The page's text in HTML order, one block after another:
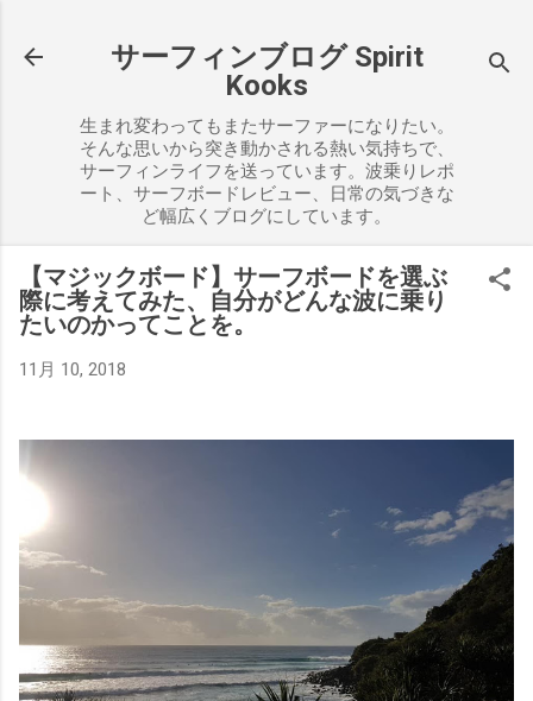
サーフィンブログ Spirit
Kooks
生まれ変わってもまたサーファーになりたい。
そんな思いから突き動かされる熱い気持ちで、
サーフィンライフを送っています。波乗りレポ
ート、サーフボードレビュー、日常の気づきな
ど幅広くブログにしています。
【マジックボード】サーフボードを選ぶ
際に考えてみた、自分がどんな波に乗り
たいのかってことを。
11月 10, 2018